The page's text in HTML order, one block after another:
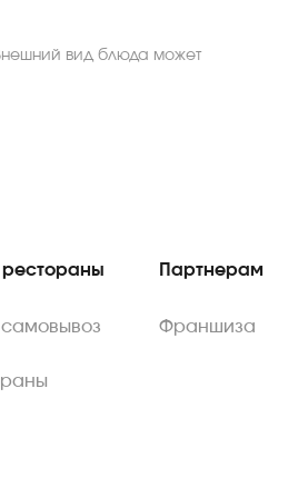
вид блюда может
Партнерам
Франшиза